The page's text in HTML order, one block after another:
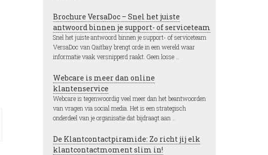
Brochure VersaDoc – Snel het juiste
antwoord binnen je support- of serviceteam
Snel het juiste antwoord binnen je support- of serviceteam
VersaDoc van Qaitbay brengt orde in een wereld waar
informatie vaak versnipperd raakt. Geen losse …
Webcare is meer dan online
klantenservice
Webcare is tegenwoordig veel meer dan het beantwoorden
van vragen via social media. Het is een strategisch
onderdeel van je organisatie dat bijdraagt aan …
De Klantcontactpiramide: Zo richt jij elk
klantcontactmoment slim in!